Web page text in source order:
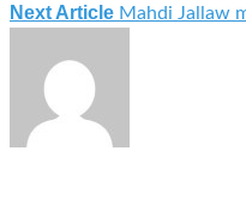
Next Article Mahdi Jallaw